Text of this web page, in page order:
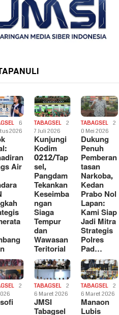
6
2026
Air
TABAGSEL
2
7 Juli 2026
Kunjungi
Kodim
0212/Tap
sel,
Pangdam
Tekankan
Keseimba
ngan
Siaga
Tempur
dan
Wawasan
Teritorial
TABAGSEL
2
0 Mei 2026
Dukung
Penuh
Pemberan
tasan
Narkoba,
Kedan
Prabo Nol
Lapan:
Kami Siap
Jadi Mitra
Strategis
Polres
Pad…
2
TABAGSEL
2
6 Maret 2026
JMSI
Tabagsel
TABAGSEL
2
6 Maret 2026
Manaon
Lubis